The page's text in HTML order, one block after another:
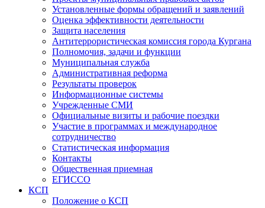
Установленные формы обращений и заявлений
Оценка эффективности деятельности
Защита населения
Антитеррористическая комиссия города Кургана
Полномочия, задачи и функции
Муниципальная служба
Административная реформа
Результаты проверок
Информационные системы
Учрежденные СМИ
Официальные визиты и рабочие поездки
Участие в программах и международное
сотрудничество
Статистическая информация
Контакты
Общественная приемная
ЕГИССО
КСП
Положение о КСП